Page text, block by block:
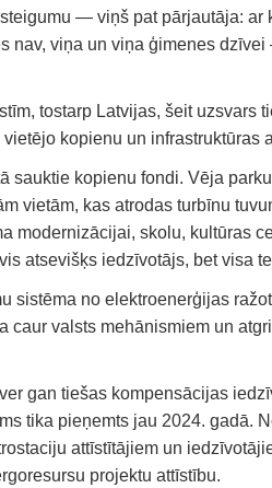
— viņš pat pārjautāja: ar
nav, viņa un viņa ģimenes
tostarp Latvijas, šeit uzsvars
kopienu un infrastruktūras
sauktie kopienu fondi. Vēja
vietām, kas atrodas turbīnu
modernizācijai, skolu, kultūras
atsevišķs iedzīvotājs, bet visa
sistēma no elektroenerģijas
caur valsts mehānismiem un
gan tiešas kompensācijas
tika pieņemts jau 2024. gadā.
attīstītājiem un
projektu attīstību.